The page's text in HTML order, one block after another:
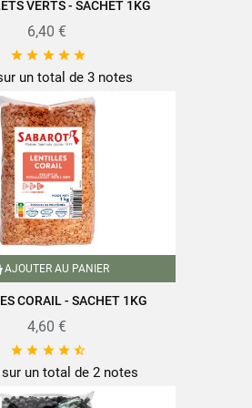
et le savoir-faire des produits SABAROT
actualites-et-recettes/actus-
recettes/
technique
VERTS - SACHET 1KG
6,40 €
    
un total de 3 notes
AJOUTER AU PANIER
CORAIL - SACHET 1KG
4,60 €
    
un total de 2 notes